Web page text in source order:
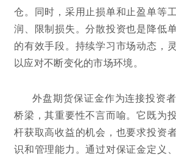
仓。同时，采用止损单和止盈单等
润、限制损失。分散投资也是降低
的有效手段。持续学习市场动态，
以应对不断变化的市场环境。
外盘期货保证金作为连接投资
桥梁，其重要性不言而喻。它既为
杆获取高收益的机会，也要求投资
识和管理能力。通过对保证金定义